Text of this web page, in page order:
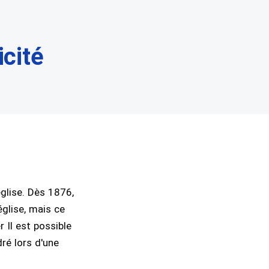
Dès 1876,
mais ce
Il est possible
lors d'une